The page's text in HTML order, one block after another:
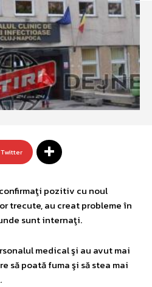
Twitter
pozitiv cu noul
trecute, au creat probleme în
sunt internaţi.
medical şi au avut mai
să poată fuma şi să stea mai